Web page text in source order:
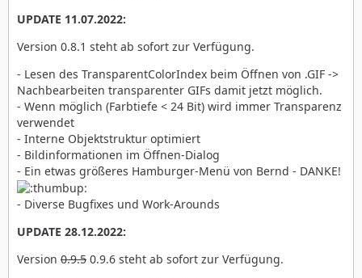
UPDATE 11.07.2022:
Version 0.8.1 steht ab sofort zur Verfügung.
- Lesen des TransparentColorIndex beim Öffnen von .GIF ->
Nachbearbeiten transparenter GIFs damit jetzt möglich.
- Wenn möglich (Farbtiefe < 24 Bit) wird immer Transparenz
verwendet
- Interne Objektstruktur optimiert
- Bildinformationen im Öffnen-Dialog
- Ein etwas größeres Hamburger-Menü von Bernd - DANKE!
- Diverse Bugfixes und Work-Arounds
UPDATE 28.12.2022:
Version 0.9.5 0.9.6 steht ab sofort zur Verfügung.